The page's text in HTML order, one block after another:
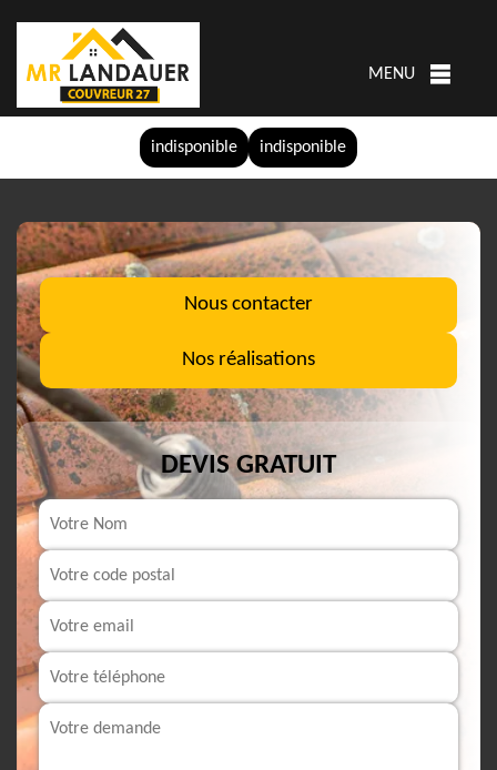
indisponible indisponible
MENU
Nous contacter
Nos réalisations
DEVIS GRATUIT